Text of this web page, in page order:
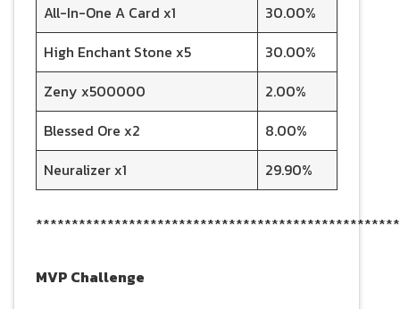
All-In-One A Card x1
30.00%
High Enchant Stone x5
30.00%
Zeny x500000
2.00%
Blessed Ore x2
8.00%
Neuralizer x1
29.90%
MVP Challenge